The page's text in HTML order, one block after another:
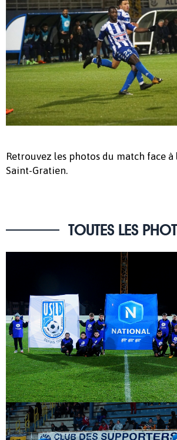
Retrouvez les photos du match face à
Saint-Gratien.
TOUTES LES